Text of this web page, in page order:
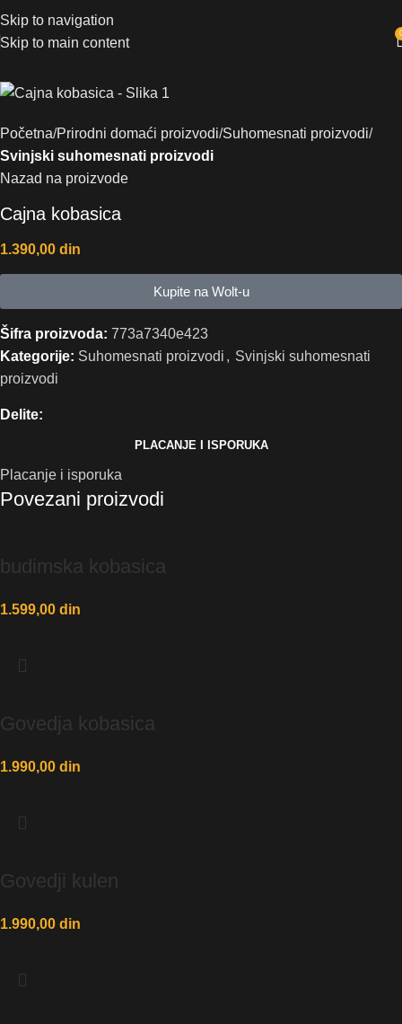
Skip to navigation
Skip to main content
Početna Prirodni domaći proizvodi Suhomesnati proizvodi
Svinjski suhomesnati proizvodi
Nazad na proizvode
Cajna kobasica
1.390,00 din
Kupite na Wolt-u
Šifra proizvoda: 773a7340e423
Kategorije: Suhomesnati proizvodi , Svinjski suhomesnati
proizvodi
Delite:
PLACANJE I ISPORUKA
Placanje i isporuka
Povezani proizvodi
budimska kobasica
1.599,00 din
Govedja kobasica
1.990,00 din
Govedji kulen
1.990,00 din